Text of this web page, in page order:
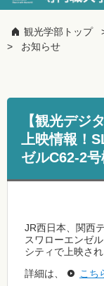
観光学部トップ
お知らせ
【観光デジ
上映情報！
ゼルC62-2号
JR西日本、関西
スワローエンゼ
シティで上映され
詳細は、
こち